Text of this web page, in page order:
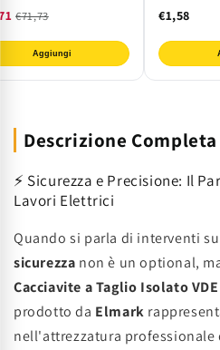
€71,73
Aggiungi
€1,58
Descrizione
⚡ Sicurezza e Precisione: Il
Lavori Elettrici
Quando si parla di interventi
sicurezza non è un optional,
Cacciavite a Taglio Isolato
prodotto da Elmark
nell'attrezzatura professionale